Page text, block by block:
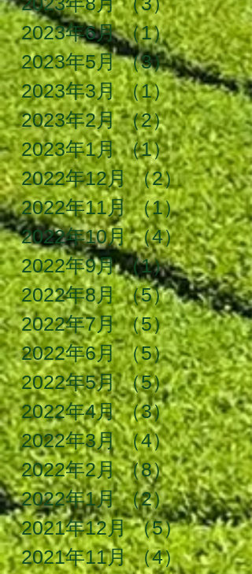
2023年6月 （1）1件の記事
2023年5月 （3）3件の記事
2023年3月 （1）1件の記事
2023年2月 （2）2件の記事
2023年1月 （1）1件の記事
2022年12月 （2）2件の記
2022年11月 （1）1件の記
2022年10月 （4）4件の記
2022年9月 （1）1件の記事
2022年8月 （5）5件の記事
2022年7月 （5）5件の記事
2022年6月 （5）5件の記事
2022年5月 （5）5件の記事
2022年4月 （3）3件の記事
2022年3月 （4）4件の記事
2022年2月 （8）8件の記事
2022年1月 （2）2件の記事
2021年12月 （5）5件の記
2021年11月 （4）4件の記